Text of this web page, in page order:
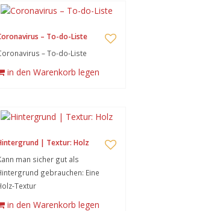
– To-do-Liste
– To-do-Liste
in den Warenkorb legen
| Textur: Holz
man sicher gut als
gebrauchen: Eine
Textur
in den Warenkorb legen